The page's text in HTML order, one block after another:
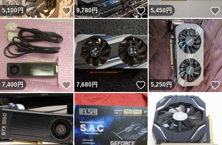
5,100円 いいね！
9,780円 いいね！
5,450円
7,400円 いいね！
7,680円 いいね！
5,250円